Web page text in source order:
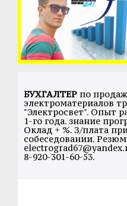
БУХГАЛТЕР по
электроматериалов
"Электросвет". Опыт
1-го года. знание
Оклад + %. З/плата
собеседовании.
8-920-301-60-53.